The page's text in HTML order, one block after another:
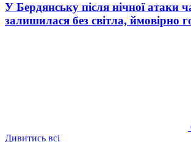
У Бердянську після нічної атаки
залишилася без світла, ймовірно
Дивитись всі